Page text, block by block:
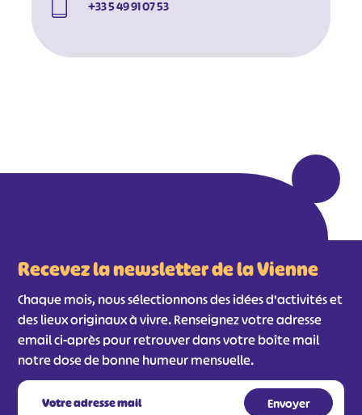
+33 5 49 91 07 53
Recevez la newsletter de la Vienne
Chaque mois, nous sélectionnons des idées d'activités et
des lieux originaux à vivre. Renseignez votre adresse
email ci-après pour retrouver dans votre boîte mail
notre dose de bonne humeur mensuelle.